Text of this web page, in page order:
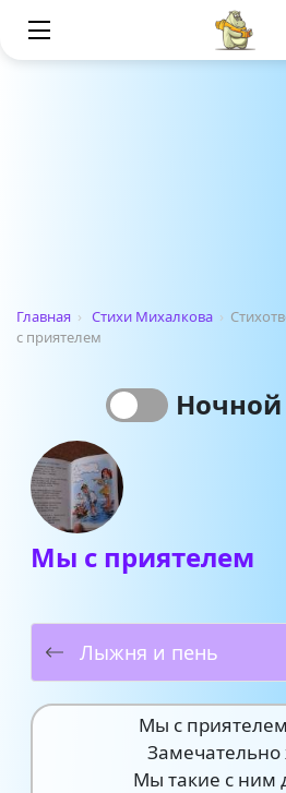
Главная › Стихи Михалкова ›
с приятелем
Мы с приятелем
Лыжня и пень
Мы с
Мы такие с ним